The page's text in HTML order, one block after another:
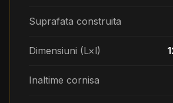
Suprafata construita
Dimensiuni (L×l)
Inaltime cornisa